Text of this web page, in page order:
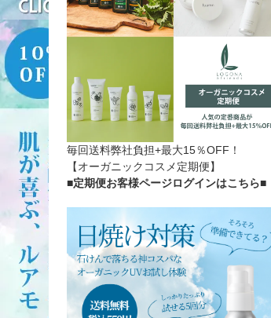
毎回送料弊社負担+最大15％OFF！
【オーガニックコスメ定期便】
■定期便お客様ページログインはこちら■